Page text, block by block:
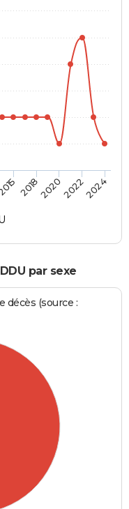
2018202020222024
par sexe
décès (source :